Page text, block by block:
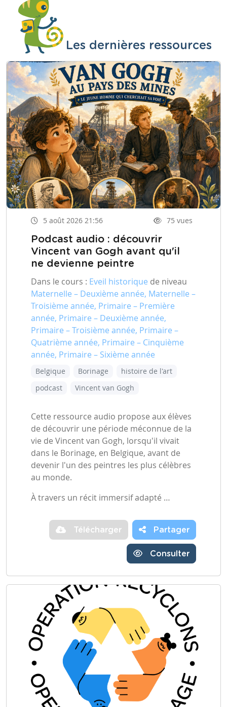
Les dernières ressources
5 août 2026 21:56 75 vues
Podcast audio : découvrir
Vincent van Gogh avant qu'il
ne devienne peintre
Dans le cours : Eveil historique de niveau
Maternelle – Deuxième année, Maternelle –
Troisième année, Primaire – Première
année, Primaire – Deuxième année,
Primaire – Troisième année, Primaire –
Quatrième année, Primaire – Cinquième
année, Primaire – Sixième année
Belgique Borinage
histoire de l'art
podcast
Vincent van Gogh
Cette ressource audio propose aux élèves
de découvrir une période méconnue de la
vie de Vincent van Gogh, lorsqu'il vivait
dans le Borinage, en Belgique, avant de
devenir l'un des peintres les plus célèbres
au monde.
À travers un récit immersif adapté …
Télécharger Partager
Consulter